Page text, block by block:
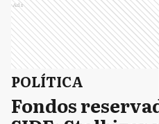
Ads
POLÍTICA
Fondos